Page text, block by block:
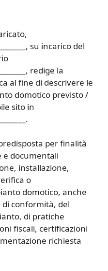
su incarico del
redige la
al fine di descrivere le
domotico previsto /
sito in
per finalità
documentali
installazione,
o
domotico, anche
conformità, del
di pratiche
fiscali, certificazioni
richiesta